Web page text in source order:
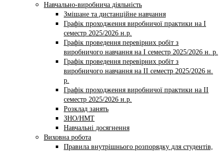
Навчально-виробнича діяльність
Змішане та дистанційне навчання
Графік проходження виробничої практики на І
семестр 2025/2026 н.р.
Графік проведення перевірних робіт з
виробничого навчання на І семестр 2025/2026 н. р.
Графік проведення перевірних робіт з
виробничого навчання на ІI семестр 2025/2026 н.
р.
Графік проходження виробничої практики на II
семестр 2025/2026 н.р.
Розклад занять
ЗНО/НМТ
Навчальні досягнення
Виховна робота
Правила внутрішнього розпорядку для студентів,